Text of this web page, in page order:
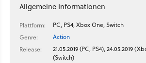
Allgemeine Informationen
Plattform:
PC, PS4, Xbox One, Switch
Genre:
Action
Release:
21.05.2019 (PC, PS4), 24.05.2019
(Switch)